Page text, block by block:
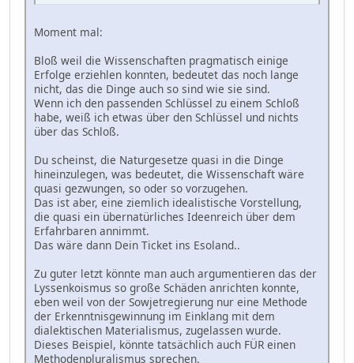
Moment mal:
Bloß weil die Wissenschaften pragmatisch einige
Erfolge erziehlen konnten, bedeutet das noch lange
nicht, das die Dinge auch so sind wie sie sind.
Wenn ich den passenden Schlüssel zu einem Schloß
habe, weiß ich etwas über den Schlüssel und nichts
über das Schloß.
Du scheinst, die Naturgesetze quasi in die Dinge
hineinzulegen, was bedeutet, die Wissenschaft wäre
quasi gezwungen, so oder so vorzugehen.
Das ist aber, eine ziemlich idealistische Vorstellung,
die quasi ein übernatürliches Ideenreich über dem
Erfahrbaren annimmt.
Das wäre dann Dein Ticket ins Esoland..
Zu guter letzt könnte man auch argumentieren das der
Lyssenkoismus so große Schäden anrichten konnte,
eben weil von der Sowjetregierung nur eine Methode
der Erkenntnisgewinnung im Einklang mit dem
dialektischen Materialismus, zugelassen wurde.
Dieses Beispiel, könnte tatsächlich auch FÜR einen
Methodenpluralismus sprechen.